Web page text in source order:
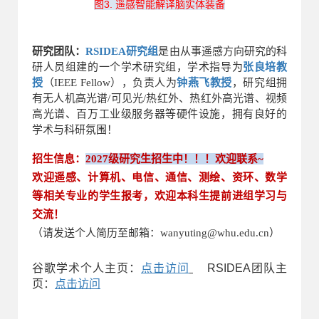
图3. 遥感智能解译脑实体装备
研究团队：RSIDEA研究组是由从事遥感方向研究的科
研人员组建的一个学术研究组，学术指导为张良培教
授 （IEEE Fellow），负责人为钟燕飞教授，研究组拥
有无人机高光谱/可见光/热红外、热红外高光谱、视频
高光谱、百万工业级服务器等硬件设施， 拥有良好的
学术与科研氛围！
招生信息： 2027级研究生招生中！！！欢迎联系~
欢迎遥感、 计算机、 电信、通信、测绘、资环、数学
等相关专业的学生报考，欢迎本科生提前进组学习与
交流！
（请发送个人简历至邮箱：wanyuting@whu.edu.cn）
谷歌学术个人主页： 点击访问
RSIDEA团队主
页：
点击访问